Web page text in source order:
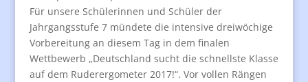
Für unsere Schülerinnen und Schüler der
Jahrgangsstufe 7 mündete die intensive dreiwöchige
Vorbereitung an diesem Tag in dem finalen
Wettbewerb „Deutschland sucht die schnellste Klasse
auf dem Ruderergometer 2017!“. Vor vollen Rängen